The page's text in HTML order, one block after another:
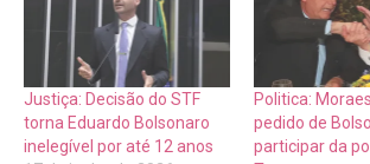
Justiça: Decisão do STF
torna Eduardo Bolsonaro
inelegível por até 12 anos
Politica:
pedido de
participar da